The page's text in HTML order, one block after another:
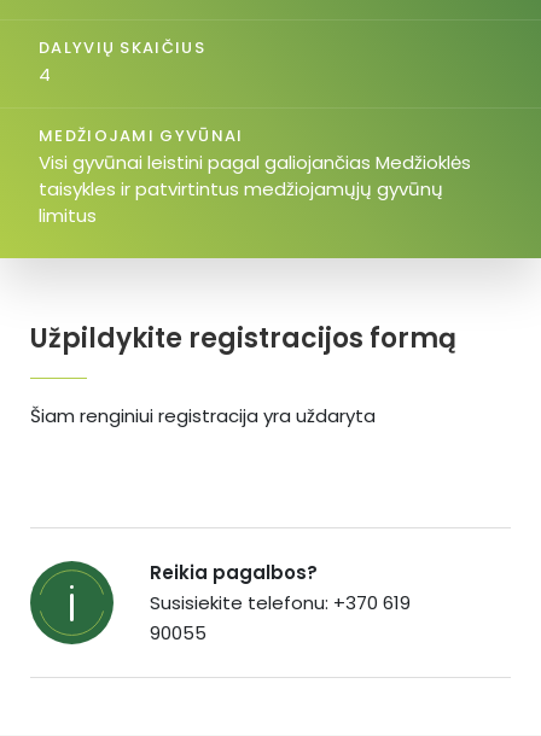
Užpildykite registracijos formą
Šiam renginiui registracija yra uždaryta
DALYVIŲ SKAIČIUS
4
MEDŽIOJAMI GYVŪNAI
Visi gyvūnai leistini pagal galiojančias Medžioklės
taisykles ir patvirtintus medžiojamųjų gyvūnų
limitus
Reikia pagalbos?
Susisiekite telefonu: +370 619
90055